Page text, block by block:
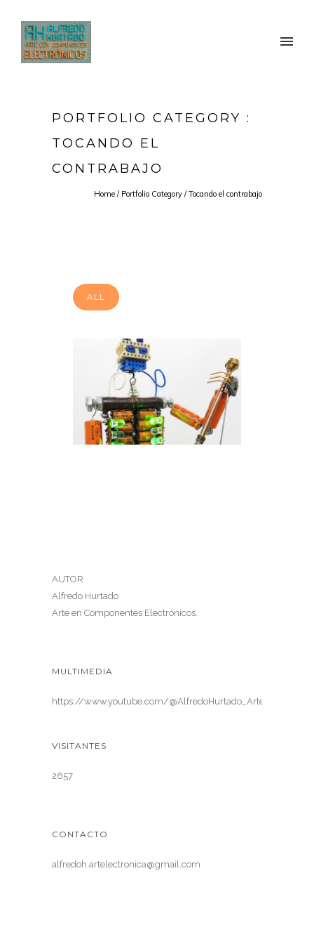
PORTFOLIO CATEGORY :
TOCANDO EL
CONTRABAJO
Home / Portfolio Category /Tocando el contrabajo
ALL
TOCANDO EL CONTRABAJO
Tocando el contrabajo
AUTOR
Alfredo Hurtado
Arte en Componentes Electrónicos.
MULTIMEDIA
https://www.youtube.com/@AlfredoHurtado_ArteElectronica
VISITANTES
2657
CONTACTO
alfredoh.artelectronica@gmail.com